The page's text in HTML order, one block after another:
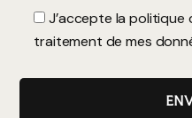
J’accepte lapolitique
traitement de mes